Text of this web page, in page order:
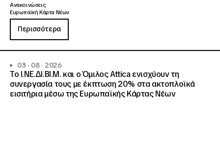
Ανακοινώσεις
Ευρωπαϊκή Κάρτα Νέων
Περισσότερα
03 · 08 · 2026
Το Ι.ΝΕ.ΔΙ.ΒΙ.Μ. και o Όμιλος Attica ενισχύουν τη
συνεργασία τους με έκπτωση 20% στα ακτοπλοϊκά
εισιτήρια μέσω της Ευρωπαϊκής Κάρτας Νέων